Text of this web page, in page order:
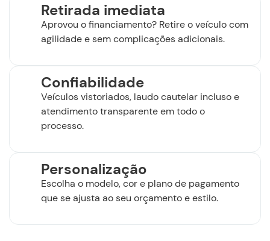
Retirada imediata
Aprovou o financiamento? Retire o veículo com
agilidade e sem complicações adicionais.
Confiabilidade
Veículos vistoriados, laudo cautelar incluso e
atendimento transparente em todo o
processo.
Personalização
Escolha o modelo, cor e plano de pagamento
que se ajusta ao seu orçamento e estilo.